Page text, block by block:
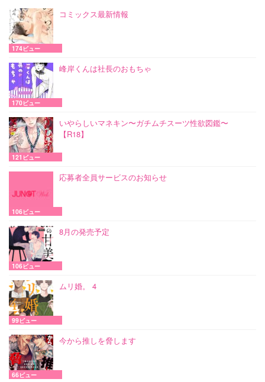
コミックス最新情報
174ビュー
峰岸くんは社長のおもちゃ
170ビュー
いやらしいマネキン〜ガチムチスーツ性欲図鑑〜
【R18】
121ビュー
応募者全員サービスのお知らせ
106ビュー
8月の発売予定
106ビュー
ムリ婚。 4
99ビュー
今から推しを脅します
66ビュー